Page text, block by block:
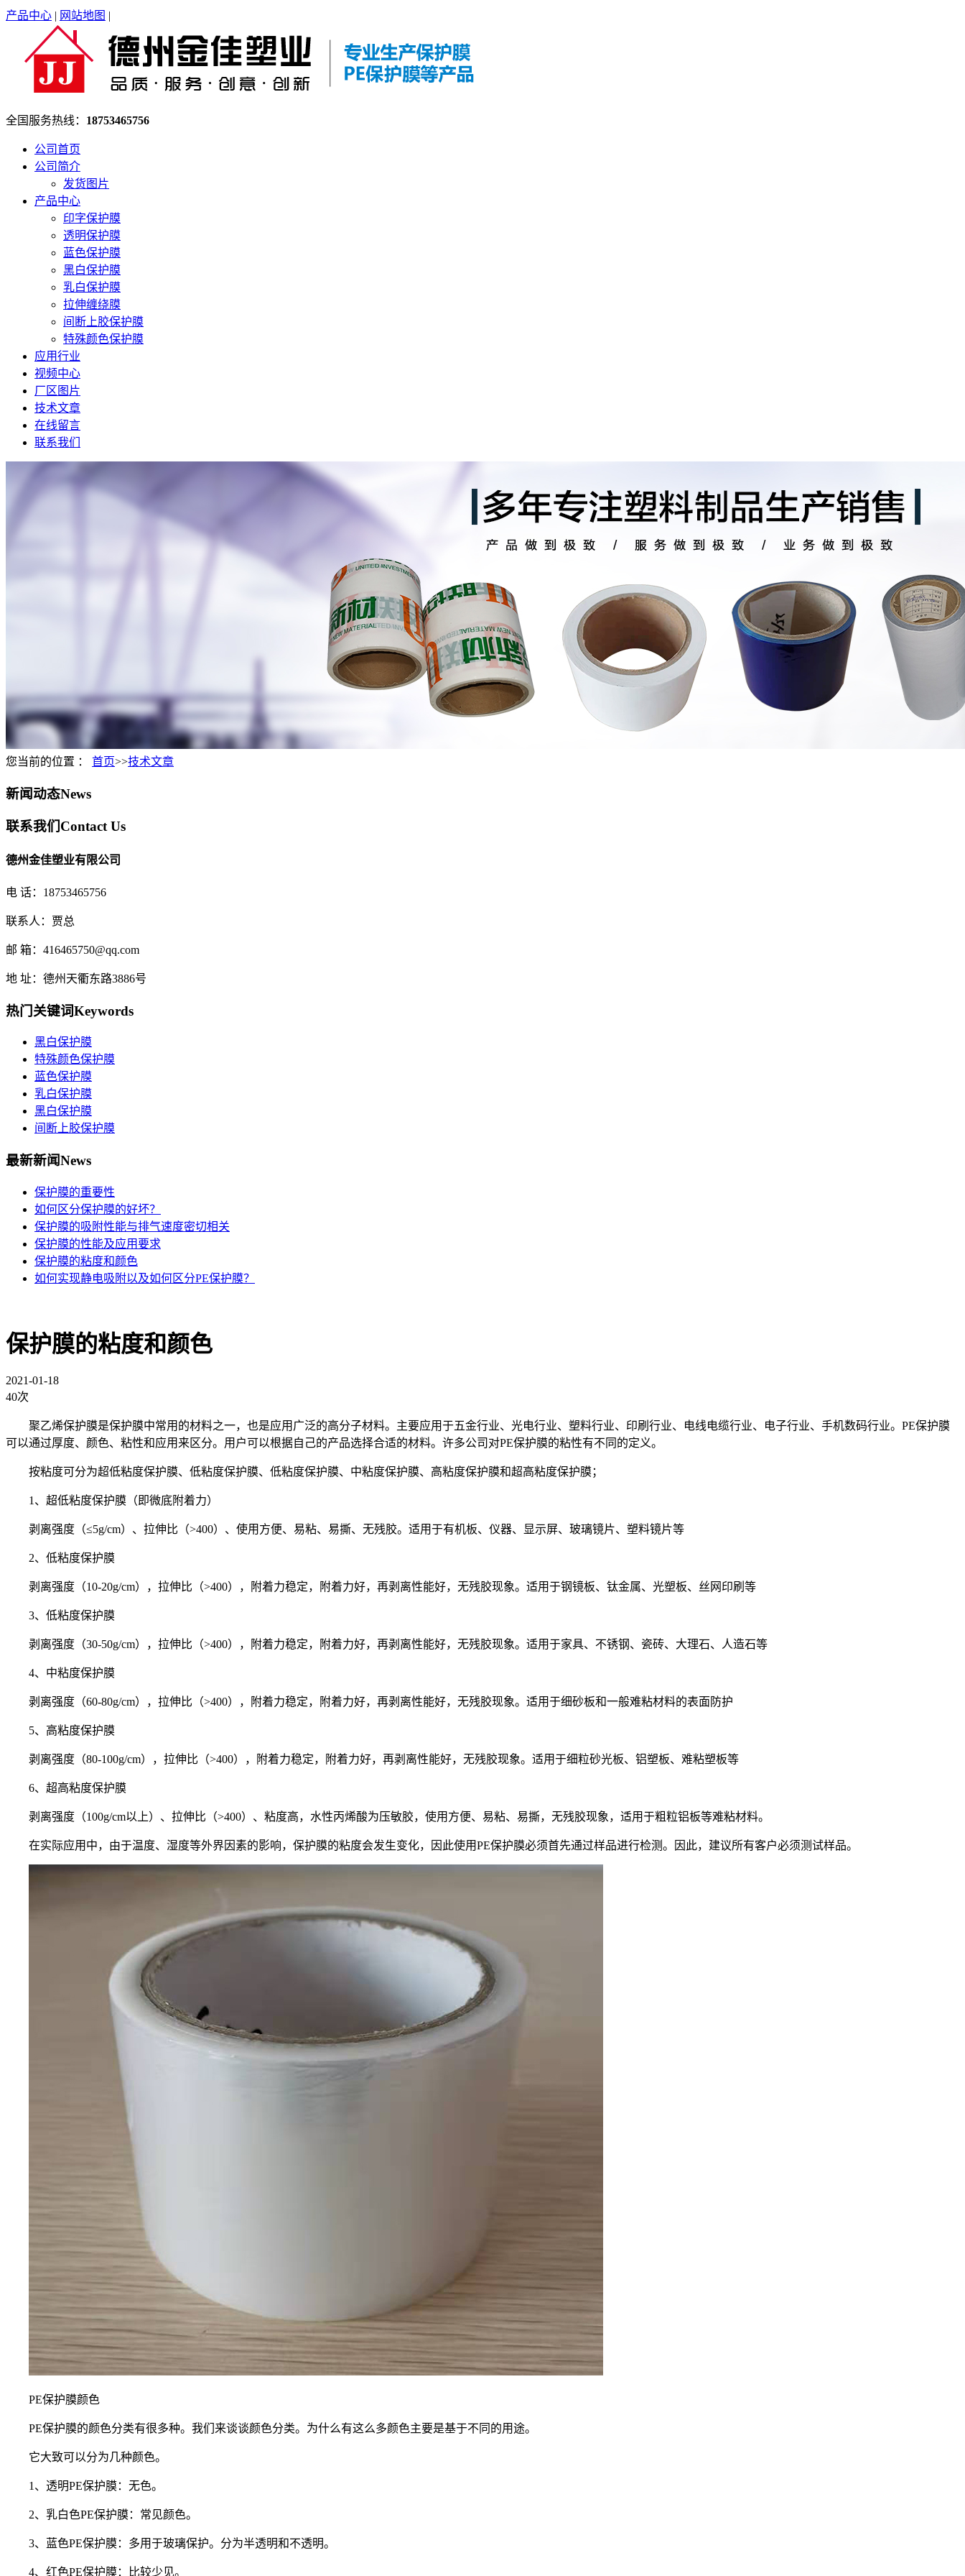
产品中心 | 网站地图 |
全国服务热线： 18753465756
公司首页
公司简介
发货图片
产品中心
印字保护膜
透明保护膜
蓝色保护膜
黑白保护膜
乳白保护膜
拉伸缠绕膜
间断上胶保护膜
特殊颜色保护膜
应用行业
视频中心
厂区图片
技术文章
在线留言
联系我们
您当前的位置 ： 首页>>技术文章
新闻动态News
联系我们Contact Us
德州金佳塑业有限公司
电 话：18753465756
联系人：贾总
邮 箱：416465750@qq.com
地 址：德州天衢东路3886号
热门关键词Keywords
黑白保护膜
特殊颜色保护膜
蓝色保护膜
乳白保护膜
黑白保护膜
间断上胶保护膜
最新新闻News
保护膜的重要性
如何区分保护膜的好坏？
保护膜的吸附性能与排气速度密切相关
保护膜的性能及应用要求
保护膜的粘度和颜色
如何实现静电吸附以及如何区分PE保护膜？
保护膜的粘度和颜色
2021-01-18
40次
聚乙烯保护膜是保护膜中常用的材料之一，也是应用广泛的高分子材料。主要应用于五金行业、光电行业、塑料行业、印刷行业、电线电缆行业、电子行业、手机数码行业。PE保护膜
可以通过厚度、颜色、粘性和应用来区分。用户可以根据自己的产品选择合适的材料。许多公司对PE保护膜的粘性有不同的定义。
按粘度可分为超低粘度保护膜、低粘度保护膜、低粘度保护膜、中粘度保护膜、高粘度保护膜和超高粘度保护膜；
1、超低粘度保护膜（即微底附着力）
剥离强度（≤5g/cm）、拉伸比（>400）、使用方便、易粘、易撕、无残胶。适用于有机板、仪器、显示屏、玻璃镜片、塑料镜片等
2、低粘度保护膜
剥离强度（10-20g/cm），拉伸比（>400），附着力稳定，附着力好，再剥离性能好，无残胶现象。适用于钢镜板、钛金属、光塑板、丝网印刷等
3、低粘度保护膜
剥离强度（30-50g/cm），拉伸比（>400），附着力稳定，附着力好，再剥离性能好，无残胶现象。适用于家具、不锈钢、瓷砖、大理石、人造石等
4、中粘度保护膜
剥离强度（60-80g/cm），拉伸比（>400），附着力稳定，附着力好，再剥离性能好，无残胶现象。适用于细砂板和一般难粘材料的表面防护
5、高粘度保护膜
剥离强度（80-100g/cm），拉伸比（>400），附着力稳定，附着力好，再剥离性能好，无残胶现象。适用于细粒砂光板、铝塑板、难粘塑板等
6、超高粘度保护膜
剥离强度（100g/cm以上）、拉伸比（>400）、粘度高，水性丙烯酸为压敏胶，使用方便、易粘、易撕，无残胶现象，适用于粗粒铝板等难粘材料。
在实际应用中，由于温度、湿度等外界因素的影响，保护膜的粘度会发生变化，因此使用PE保护膜必须首先通过样品进行检测。因此，建议所有客户必须测试样品。
PE保护膜颜色
PE保护膜的颜色分类有很多种。我们来谈谈颜色分类。为什么有这么多颜色主要是基于不同的用途。
它大致可以分为几种颜色。
1、透明PE保护膜：无色。
2、乳白色PE保护膜：常见颜色。
3、蓝色PE保护膜：多用于玻璃保护。分为半透明和不透明。
4、红色PE保护膜：比较少见。